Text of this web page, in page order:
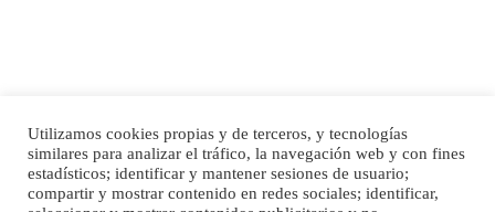
SHIBA PERDIDO AVDA JOSE MESA Y LOPEZ
PERRO MACHO RAZA SHIBA CON MICROCHIP PERDIDO HOY 06/07/2025 ZONA
MESA Y LOPEZ. ES MUY ASUSTADIZO
Inicio Publicidad
Política de privacidad
Aviso Legal
Cláusula de Cookies
Utilizamos cookies propias y de terceros, y tecnologías
similares para analizar el tráfico, la navegación web y con fines
estadísticos; identificar y mantener sesiones de usuario;
compartir y mostrar contenido en redes sociales; identificar,